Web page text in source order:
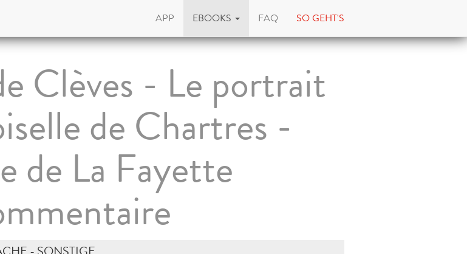
APP EBOOKS FAQ SO GEHT'S
Clèves - Le portrait
de Chartres -
de La Fayette